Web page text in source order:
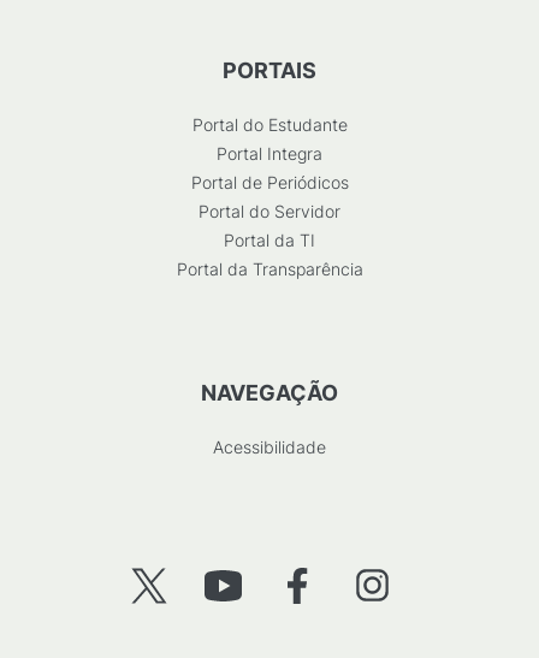
PORTAIS
Portal do Estudante
Portal Integra
Portal de Periódicos
Portal do Servidor
Portal da TI
Portal da Transparência
NAVEGAÇÃO
Acessibilidade